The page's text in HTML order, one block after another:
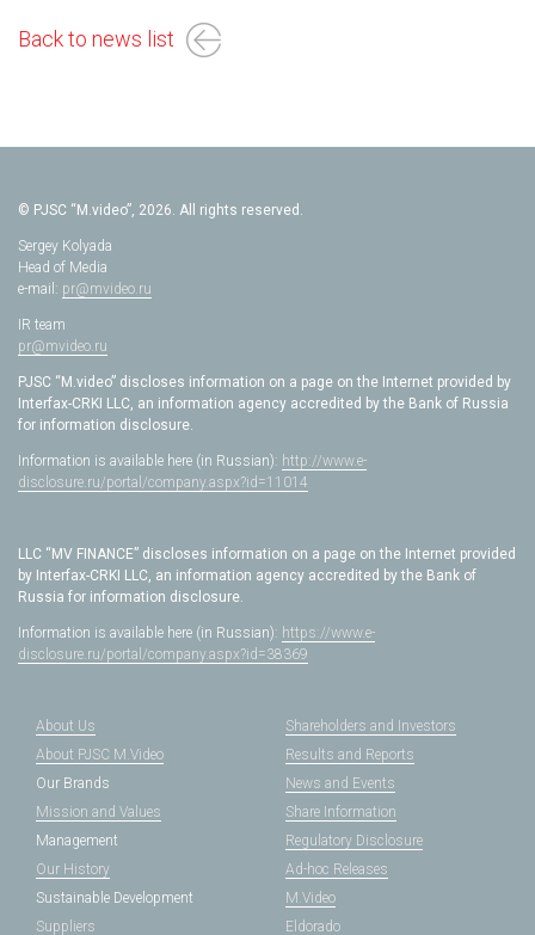
Back to news list
© PJSC “M.video”, 2026. All rights reserved.
Sergey Kolyada
Head of Media
e-mail: pr@mvideo.ru
IR team
pr@mvideo.ru
PJSC “M.video” discloses information on a page on the Internet provided by
Interfax-CRKI LLC, an information agency accredited by the Bank of Russia
for information disclosure.
Information is available here (in Russian): http://www.e-
disclosure.ru/portal/company.aspx?id=11014
LLC “MV FINANCE” discloses information on a page on the Internet provided
by Interfax-CRKI LLC, an information agency accredited by the Bank of
Russia for information disclosure.
Information is available here (in Russian): https://www.e-
disclosure.ru/portal/company.aspx?id=38369
About Us
About PJSC M.Video
Our Brands
Mission and Values
Management
Our History
Shareholders and Investors
Results and Reports
News and Events
Share Information
Regulatory Disclosure
Ad-hoc Releases
Sustainable Development
Suppliers
M.Video
Eldorado